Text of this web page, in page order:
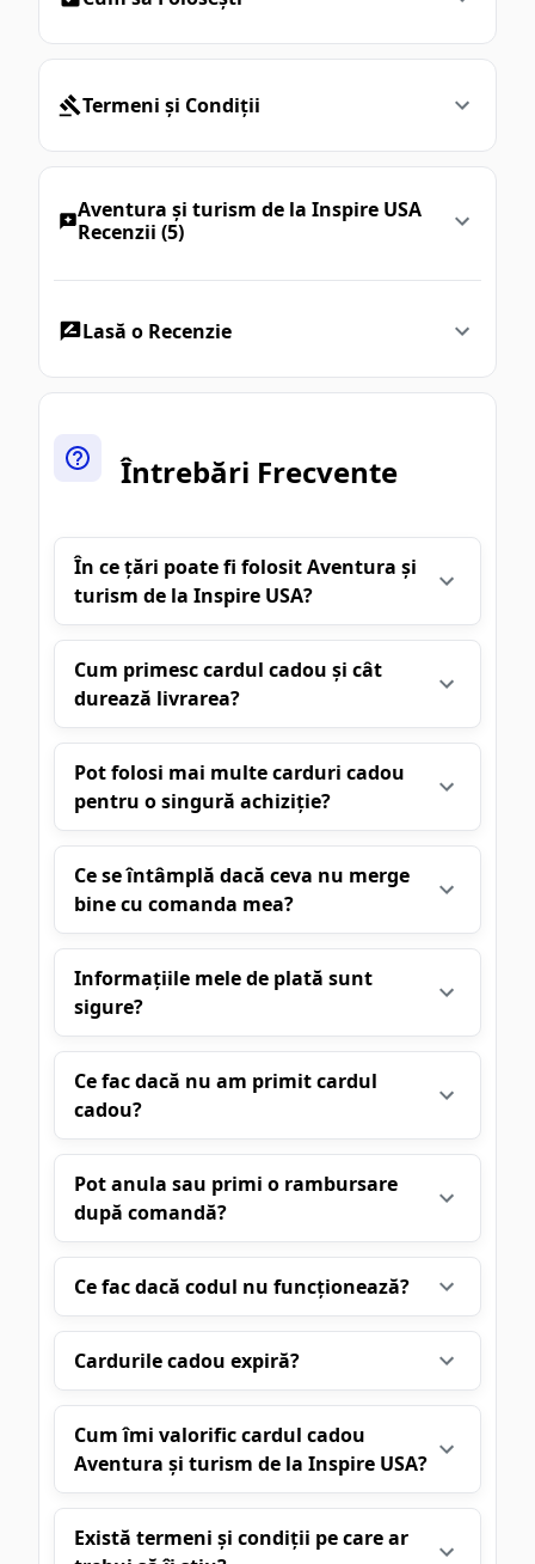
Termeni și Condiții
Aventura și turism de la Inspire USA
Recenzii (5)
Lasă o Recenzie
Întrebări Frecvente
În ce țări poate fi folosit Aventura și
turism de la Inspire USA?
Cum primesc cardul cadou și cât
durează livrarea?
Pot folosi mai multe carduri cadou
pentru o singură achiziție?
Ce se întâmplă dacă ceva nu merge
bine cu comanda mea?
Informațiile mele de plată sunt
sigure?
Ce fac dacă nu am primit cardul
cadou?
Pot anula sau primi o rambursare
după comandă?
Ce fac dacă codul nu funcționează?
Cardurile cadou expiră?
Cum îmi valorific cardul cadou
Aventura și turism de la Inspire USA?
Există termeni și condiții pe care ar